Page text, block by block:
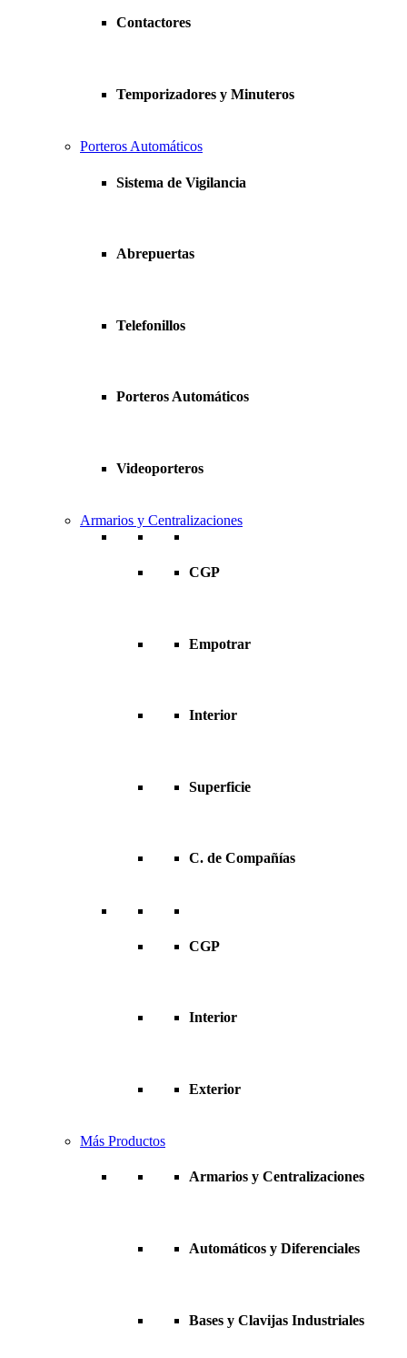
Contactores
Temporizadores y Minuteros
Porteros Automáticos
Sistema de Vigilancia
Abrepuertas
Telefonillos
Porteros Automáticos
Videoporteros
Armarios y Centralizaciones
CGP
Empotrar
Interior
Superficie
C. de Compañías
CGP
Interior
Exterior
Más Productos
Armarios y Centralizaciones
Automáticos y Diferenciales
Bases y Clavijas Industriales